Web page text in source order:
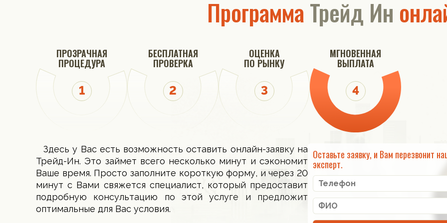
ПрограммаТрейд Ин
ПРОЗРАЧНАЯ
ПРОЦЕДУРА
БЕСПЛАТНАЯ
ПРОВЕРКА
ОЦЕНКА
ПО РЫНКУ
МГНОВЕННАЯ
ВЫПЛАТА
Здесь у Вас есть возможность оставить онлайн-заявку на
Трейд-Ин. Это займет всего несколько минут и сэкономит
Ваше время. Просто заполните короткую форму, и через 20
минут с Вами свяжется специалист, который предоставит
подробную консультацию по этой услуге и предложит
оптимальные для Вас условия.
Оставьте заявку, и Вам перезвонит
эксперт.